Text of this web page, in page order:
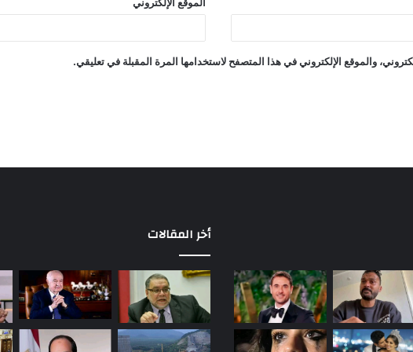
الموقع الإلكتروني
والموقع الإلكتروني في هذا المتصفح لاستخدامها المرة المقبلة في تعليقي.
أخر المقالات
خوان
بيزيرا
يتمسك
بالانتقال
إلى